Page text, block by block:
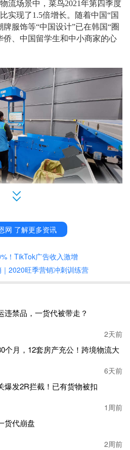
流场景中，菜鸟2021年第四季度
实现了1 .5倍增长。随着中国“国
服饰等“中国设计”已在韩国“圈
侨、中国留学生和中小商家的心
都可以根据自身需求合并订单，
，根据“合并小商品订单，单发
等特殊情况，消费者可以获得最
海外用户提供海运、空运、货运
泰国的物流线路。
杭州萧山、山东青岛和威海、上
出发，以最快的速度 抵达
网 了解更多资讯
！TikTok广告收入激增
2020旺季营销冲刺训练营
违禁品，一货代被带走？
2天前
个月，12套房产充公！跨境物流大
6天前
爆发2R拦截！已有货物被扣
1周前
货代崩盘
2周前